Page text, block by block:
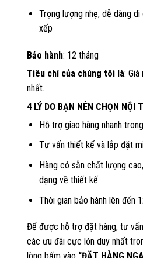
Trọng lượng nhẹ, dễ dàng
xếp
Bảo hành: 12 tháng
Tiêu chí của chúng tôi là:
nhất.
4 LÝ DO BẠN NÊN CHỌN NỘI
Hỗ trợ giao hàng nhanh
Tư vấn thiết kế và lắp đặt
Hàng có sẵn chất lượng
dạng về thiết kế
Thời gian bảo hành lên đến
Để được hỗ trợ đặt hàng, tư
các ưu đãi cực lớn duy nhất